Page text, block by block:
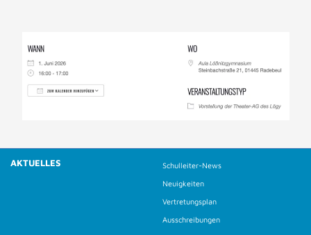
AKTUELLES
Schulleiter-News
Neuigkeiten
Vertretungsplan
Ausschreibungen